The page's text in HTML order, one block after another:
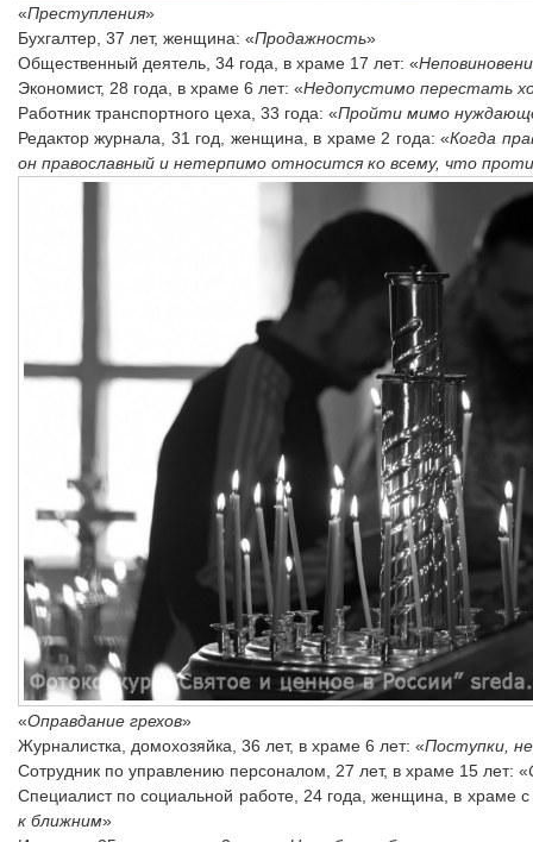
«Преступления»
Бухгалтер, 37 лет, женщина: «Продажность»
Общественный деятель, 34 года, в храме 17 лет: «
Экономист, 28 года, в храме 6 лет: «Недопустимо перестать
Работник транспортного цеха, 33 года: «Пройти мимо
Редактор журнала, 31 год, женщина, в храме 2 года: «Когда
он православный и нетерпимо относится ко всему, что
«Оправдание грехов»
Журналистка, домохозяйка, 36 лет, в храме 6 лет: «Поступки,
Сотрудник по управлению персоналом, 27 лет, в храме 15 лет: «
Специалист по социальной работе, 24 года, женщина, в храме с
к ближним»